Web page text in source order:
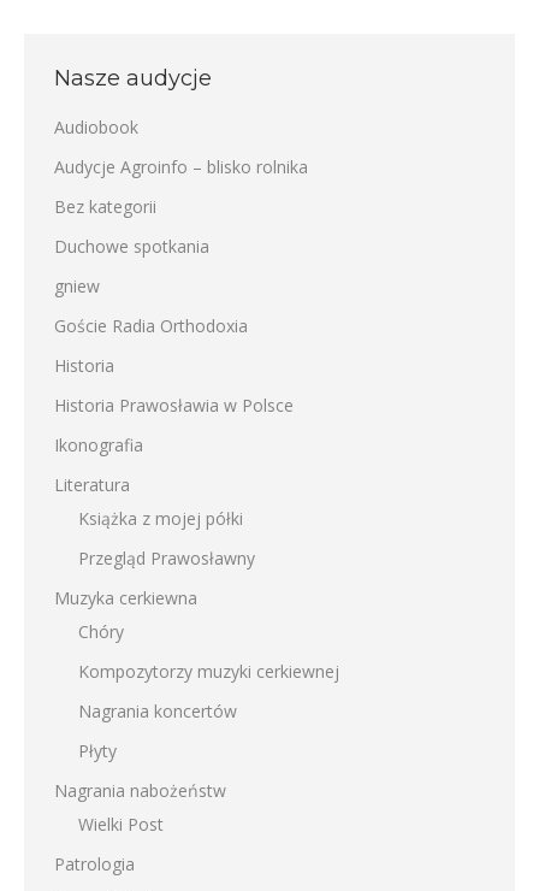
Nasze audycje
Audiobook
Audycje Agroinfo – blisko rolnika
Bez kategorii
Duchowe spotkania
gniew
Goście Radia Orthodoxia
Historia
Historia Prawosławia w Polsce
Ikonografia
Literatura
Książka z mojej półki
Przegląd Prawosławny
Muzyka cerkiewna
Chóry
Kompozytorzy muzyki cerkiewnej
Nagrania koncertów
Płyty
Nagrania nabożeństw
Wielki Post
Patrologia